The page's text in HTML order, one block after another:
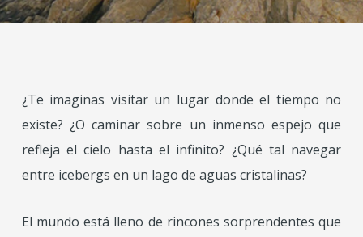
¿Te imaginas visitar un lugar donde el tiempo no
existe? ¿O caminar sobre un inmenso espejo que
refleja el cielo hasta el infinito? ¿Qué tal navegar
entre icebergs en un lago de aguas cristalinas?
El mundo está lleno de rincones sorprendentes que